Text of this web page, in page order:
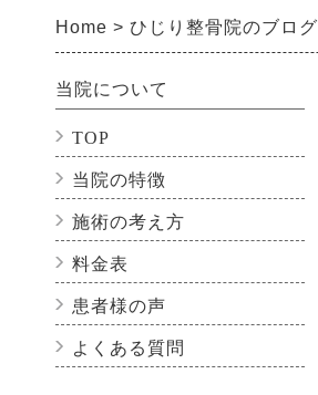
Home ひじり整骨院のブログ
当院について
TOP
当院の特徴
施術の考え方
料金表
患者様の声
よくある質問